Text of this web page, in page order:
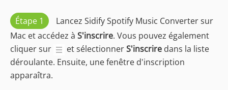
Étape 1
Lancez Sidify Spotify Music Converter sur
Mac et accédez à S'inscrire. Vous pouvez également
cliquer sur
et sélectionnerS'inscrire dans la liste
déroulante. Ensuite, une fenêtre d'inscription
apparaîtra.